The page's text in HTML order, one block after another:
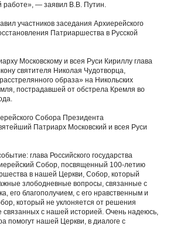
работе», ― заявил В.В. Путин.
участников заседания Архиерейского
Патриаршества в Русской
Московскому и всея Руси Кириллу глава
святителя Николая Чудотворца,
образа» на Никольских
пострадавшей от обстрела Кремля во
Собора Президента
Патриарх Московский и всея Руси
глава Российского государства
Собор, посвященный 100-летию
в нашей Церкви, Собор, который
злободневные вопросы, связанные с
его благополучием, с его нравственным и
который не уклоняется от решения
связанных с нашей историей. Очень надеюсь,
помогут нашей Церкви, в диалоге с